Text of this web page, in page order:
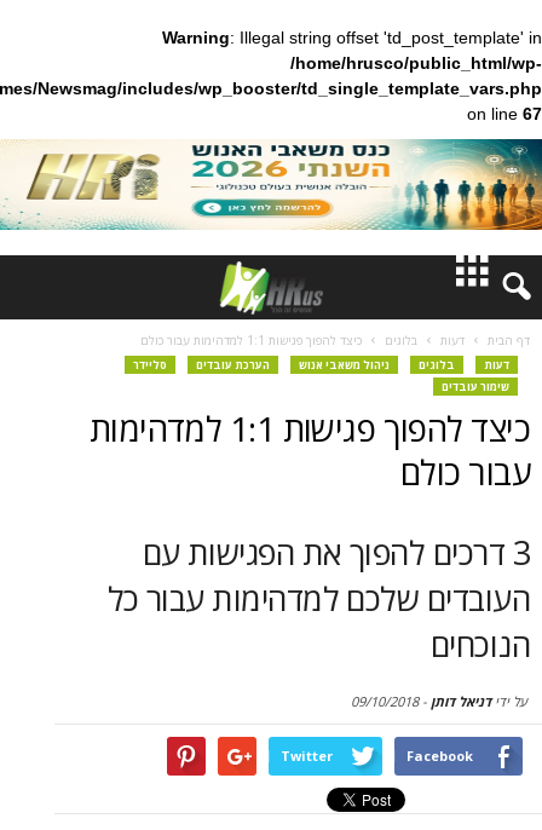
Warning: Illegal string offset
/home/hrusco/
content/themes/Newsmag/includes/wp_booster/
חדשות
בלוגים כיצד להפוך פגישות 1:1 למדהימות עבור כולם
ניהול משאבי אנוש הערכת עובדים
סליידר
כיצד להפוך פגישות 1:1 למדהימות
להפוך את הפגישות עם
שלכם למדהימות עבור כל
-
09/10/2018
Twitter